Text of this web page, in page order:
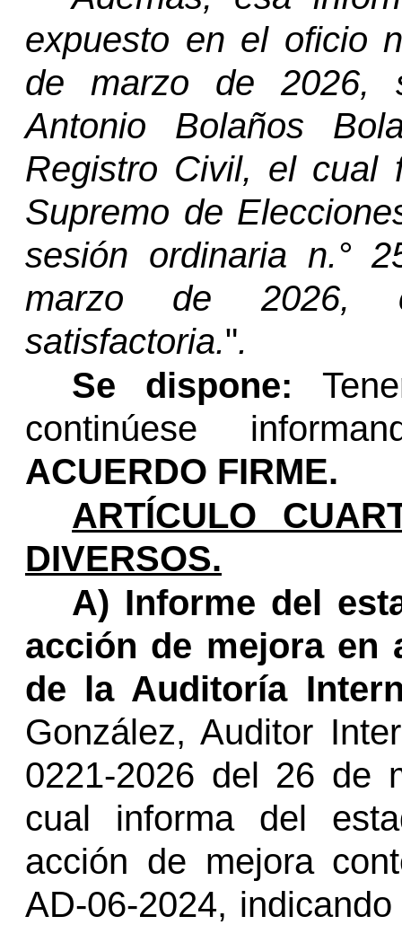
expuesto en el oficio
de marzo de 2026,
Antonio Bolaños
Registro Civil, el cual
Supremo de
sesión ordinaria n.°
marzo de 2026,
satisfactoria.".
Se dispone:
continúese
ACUERDO FIRME.
ARTÍCULO
DIVERSOS.
A) Informe del
acción de mejora en
de la Auditoría
González, Auditor
0221-2026 del 26 de
cual informa del
acción de mejora
AD-06-2024,